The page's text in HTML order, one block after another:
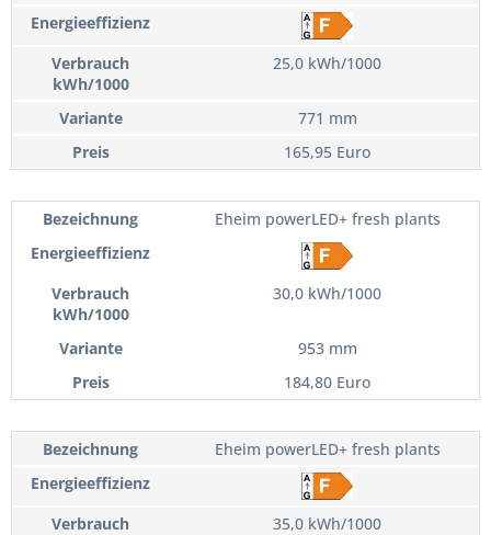
25,0 kWh/1000
771 mm
165,95 Euro
Eheim powerLED+ fresh plants
30,0 kWh/1000
953 mm
184,80 Euro
Eheim powerLED+ fresh plants
35,0 kWh/1000